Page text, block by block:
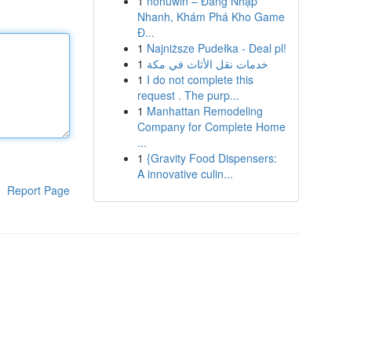
Report Page
Nhanh, Khám Phá Kho Game
Đ...
1 Najniższe Pudełka - Deal pl!
1 خدمات نقل الأثاث في مكة
1 I do not complete this
request . The purp...
1 Manhattan Remodeling
Company for Complete Home
...
1 {Gravity Food Dispensers:
A innovative culin...